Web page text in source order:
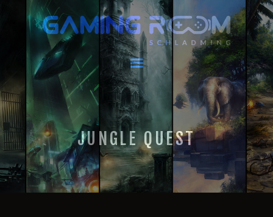
JUNGLE QUEST
GAMING ROOM SCHLADMING
VR Escape Room / Multiplayer Gaming
HOME
AKTUELLES
VIRTUAL REALITY
GAMING
GUTSCHEINE
BOOKING
EVENTS